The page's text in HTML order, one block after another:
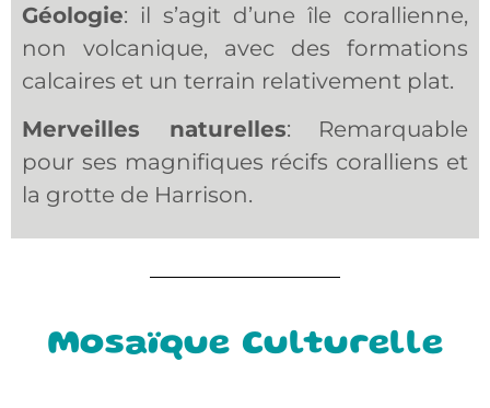
Géologie: il s’agit d’une île corallienne,
non volcanique, avec des formations
calcaires et un terrain relativement plat.
Merveilles naturelles: Remarquable
pour ses magnifiques récifs coralliens et
la grotte de Harrison.
Mosaïque Culturelle